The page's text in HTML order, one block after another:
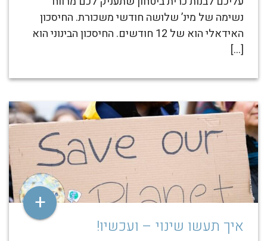
נשימה של מינ’ שלושה חודשי משכורת. החיסכון
האידאלי הוא של 12 חודשים. החיסכון הבינוני הוא
[…]
+
איך תעשו שינוי – ועכשיו!